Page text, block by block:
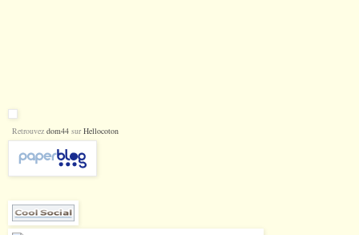
Retrouvez dom44 sur Hellocoton